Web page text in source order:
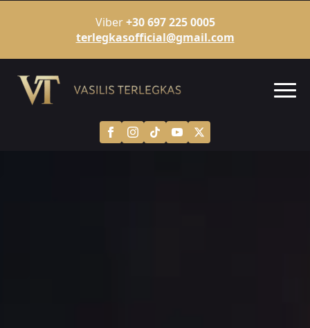
Viber+30 697 225 0005
terlegkasofficial@gmail.com